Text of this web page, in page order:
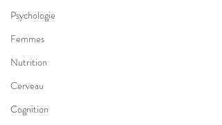
Psychologie
Femmes
Nutrition
Cerveau
Cognition